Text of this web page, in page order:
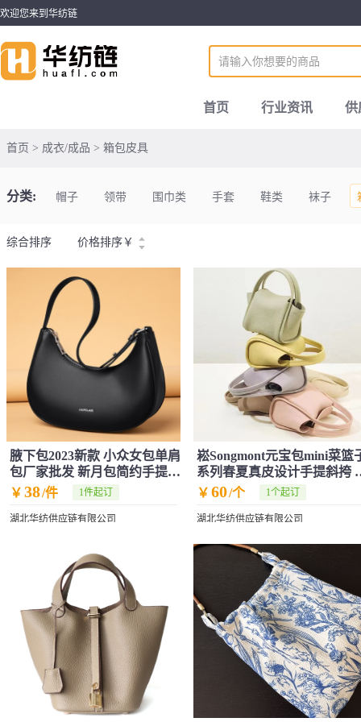
欢迎您来到华纺链
首页 行业资讯 供
首页 > 成衣/成品 > 箱包皮具
分类: 帽子 领带 围巾类 手套 鞋类 袜子
综合排序 价格排序 ￥
腋下包2023新款 小众女包单肩
包厂家批发 新月包简约手提
牛皮小包
￥ 38/件 1件起订
湖北华纺供应链有限公司
崧Songmont元宝包mini菜篮
系列春夏真皮设计手提斜挎
你包包女
￥ 60/个 1个起订
湖北华纺供应链有限公司